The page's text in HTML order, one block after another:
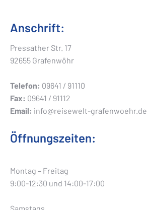
Anschrift:
Pressather Str. 17
92655 Grafenwöhr
Telefon: 09641 / 91110
Fax: 09641 / 91112
Email: info@reisewelt-grafenwoehr.de
Öffnungszeiten:
Montag – Freitag
9:00-12:30 und 14:00-17:00